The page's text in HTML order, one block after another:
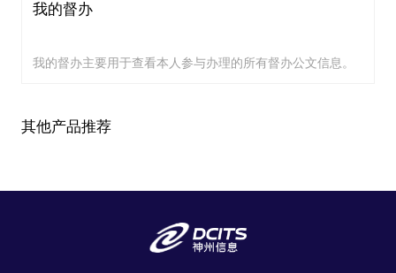
我的督办
我的督办主要用于查看本人参与办理的所有督办公文信息。
其他产品推荐